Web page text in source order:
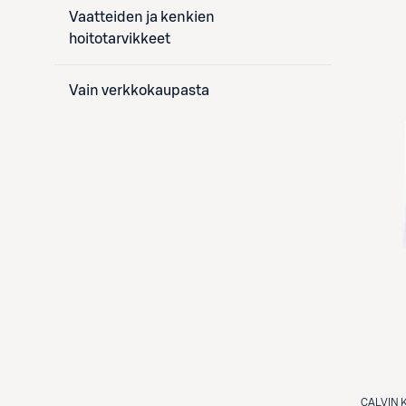
Vaatteiden ja kenkien
hoitotarvikkeet
Vain verkkokaupasta
CALVIN